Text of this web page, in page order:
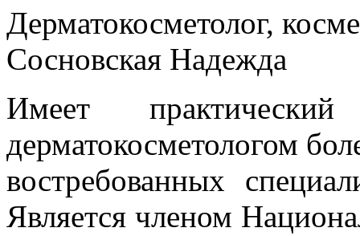
Дерматокосметолог,
Сосновская Надежда
Имеет
дерматокосметологом
востребованных
Является членом